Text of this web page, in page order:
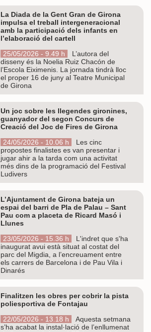
La Diada de la Gent Gran de Girona
impulsa el treball intergeneracional
amb la participació dels infants en
l’elaboració del cartell
25/05/2026 - 9.49 h
L’autora del
disseny és la Noelia Ruiz Chacón de
l’Escola Eiximenis. La jornada tindrà lloc
el proper 16 de juny al Teatre Municipal
de Girona
Un joc sobre les llegendes gironines,
guanyador del segon Concurs de
Creació del Joc de Fires de Girona
24/05/2026 - 10.06 h
Les cinc
propostes finalistes es van presentar i
jugar ahir a la tarda com una activitat
més dins de la programació del Festival
Ludivers
L’Ajuntament de Girona bateja un
espai del barri de Pla de Palau – Sant
Pau com a placeta de Ricard Masó i
Llunes
23/05/2026 - 15.36 h
L'indret que s'ha
inaugurat avui està situat al costat del
parc del Migdia, a l’encreuament entre
els carrers de Barcelona i de Pau Vila i
Dinarés
Finalitzen les obres per cobrir la pista
poliesportiva de Fontajau
22/05/2026 - 13.18 h
Aquesta setmana
s’ha acabat la instal·lació de l’enllumenat